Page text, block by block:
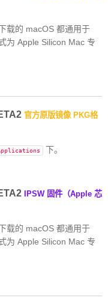
载的 macOS 都通用于
为 Apple Silicon Mac 专
官方原版镜像 PKG格
下。
IPSW 固件（Apple 芯
载的 macOS 都通用于
为 Apple Silicon Mac 专